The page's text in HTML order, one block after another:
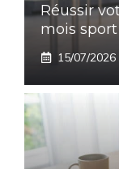
Réussir
mois
15/07/2026